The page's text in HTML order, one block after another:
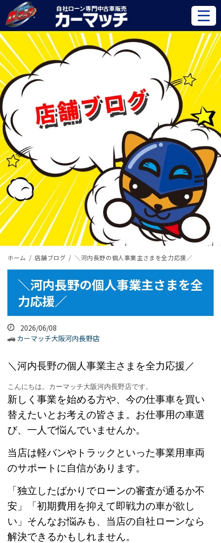
自社ローン専門中古車販売
ホーム 店舗ブログ ​＼河内長野の個人事業主さまを全力応援／
​＼河内長野の個人事業主さまを全
力応援／
2026/06/08
カーマッチ大阪河内長野店
＼河内長野の個人事業主さまを全力応援／
こんにちは。カーマッチ大阪河内長野店です。
新しく事業を始める方や、今の仕事車を買い
替えたいとお考えの皆さま。お仕事用の車選
び、一人で悩んでいませんか。
当店は軽バンやトラックといった事業用車両
のサポートに自信があります。
「独立したばかりでローンの審査が通るか不
安」「初期費用を抑えて即戦力の車が欲し
い」そんなお悩みも、当店の自社ローンなら
解決できるかもしれません。